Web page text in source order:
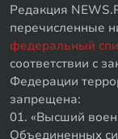
Редакция
перечисленные
федеральный
соответствии с
Федерации
запрещена:
01. «Высший
Объединенных